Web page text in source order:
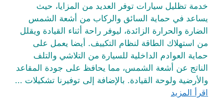
خدمة تظليل سيارات توفر العديد من المزايا، حيث
يساعد في حماية السائق والركاب من أشعة الشمس
الضارة والحرارة الزائدة، ليوفر راحة أثناء القيادة ويقلل
من استهلاك الطاقة لنظام التكييف. أيضا يعمل على
حماية العوادم الداخلية للسيارة من التلاشي والتلف
الناتج عن أشعة الشمس، مما يحافظ على جودة المقاعد
والأرضية ولوحة القيادة. بالإضافة إلى توفيرنا تشكيلات ...
اقرأ المزيد